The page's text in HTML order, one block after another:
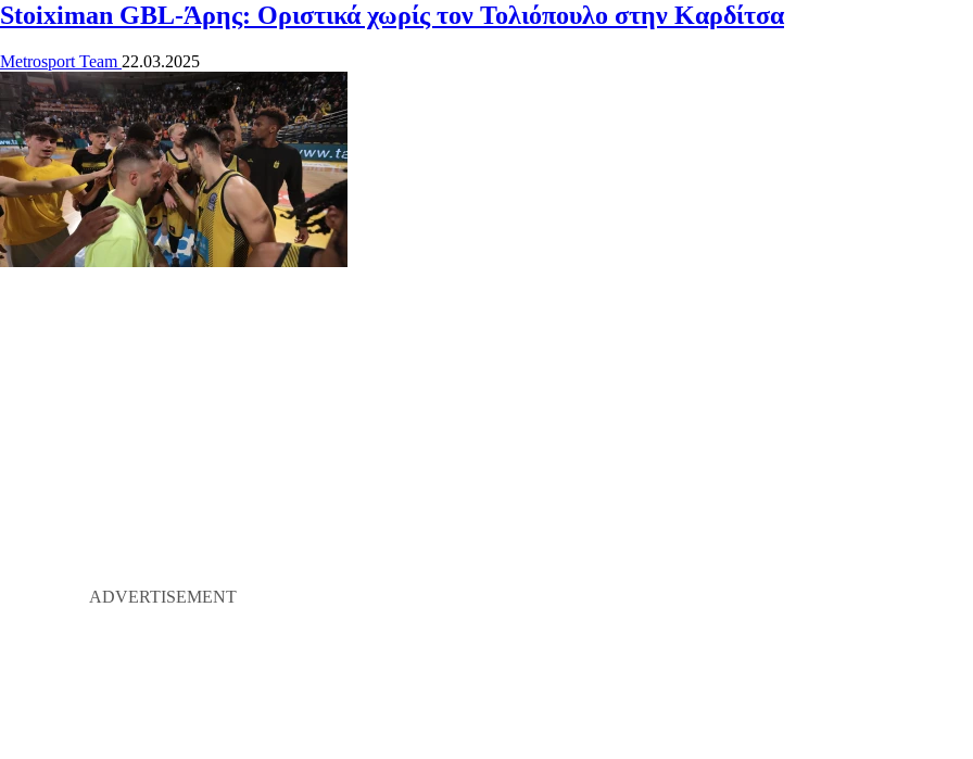
Stoiximan GBL-Άρης: Οριστικά χωρίς τον Τολιόπουλο στην Καρδίτσα
Metrosport Team 22.03.2025